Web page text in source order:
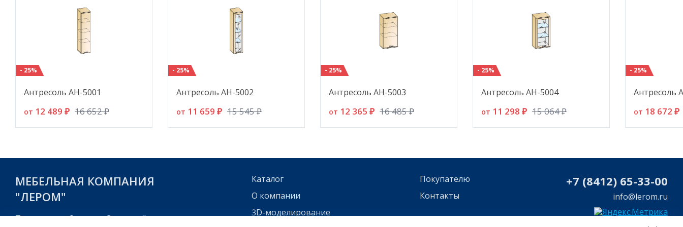
- 25%
Антресоль АН-5001
от 12 489 ₽ 16 652 ₽
- 25%
Антресоль АН-5002
от 11 659 ₽ 15 545 ₽
- 25%
Антресоль АН-5003
от 12 365 ₽ 16 485 ₽
- 25%
Антресоль АН-5004
от 11 298 ₽ 15 064 ₽
- 25%
Антресоль
от 18 672 ₽
МЕБЕЛЬНАЯ КОМПАНИЯ
"ЛЕРОМ"
Пензенская область, г. Заречный,
Каталог
О компании
3D-моделирование
Покупателю
Контакты
+7 (8412) 65-33-00
info@lerom.ru